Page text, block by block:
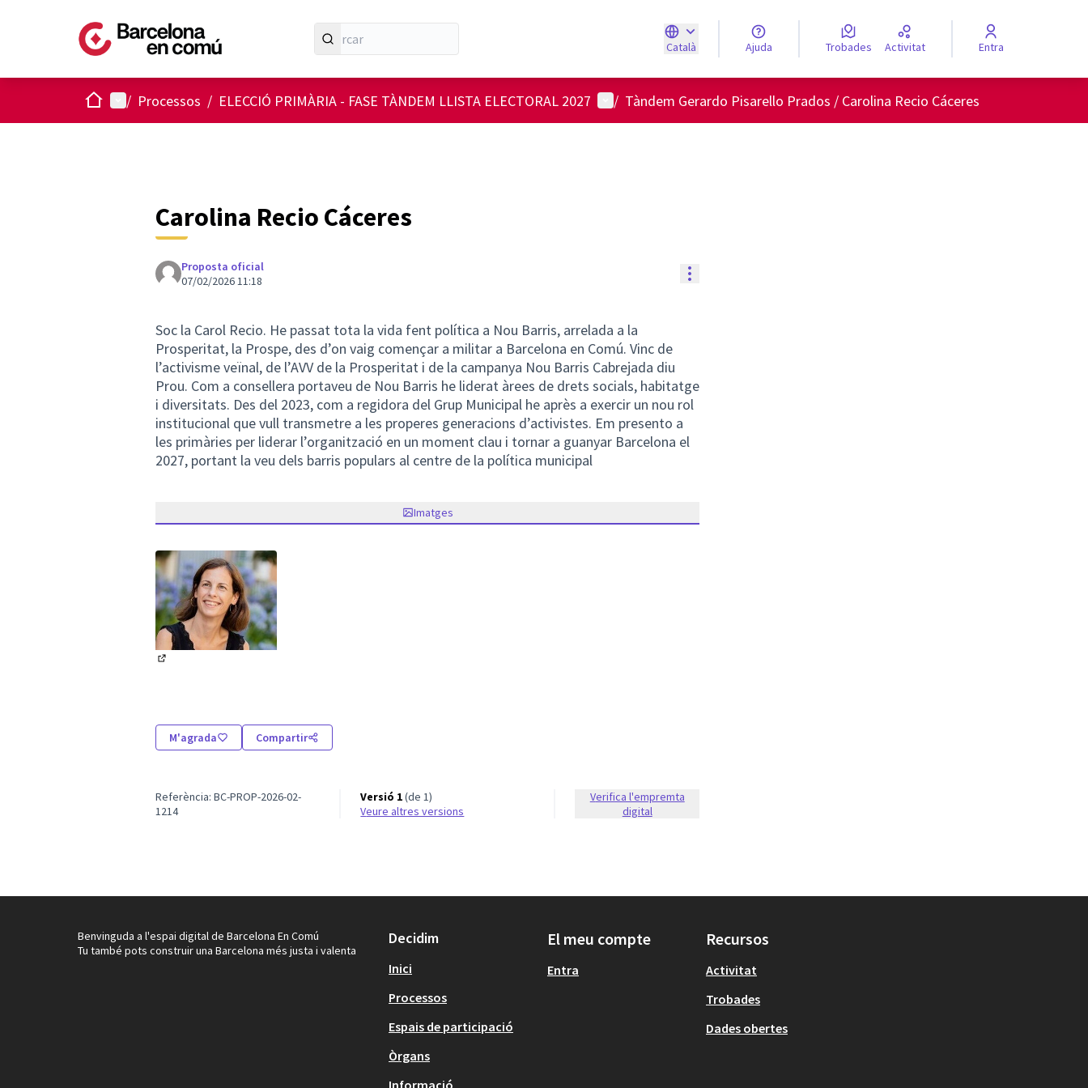
Català
Triar la llenguaElegir el idioma
Ajuda Trobades Activitat Entra
Inici Menú principal
/ Processos / ELECCIÓ PRIMÀRIA - FASE TÀNDEM LLISTA ELECTORAL 2027 Menú d'usuari
/ Tàndem Gerardo Pisarello Prados / Carolina Recio Cáceres
Carolina Recio Cáceres
Proposta oficial
07/02/2026 11:18
Controls de recursos
Soc la Carol Recio. He passat tota la vida fent política a Nou Barris, arrelada a la
Prosperitat, la Prospe, des d’on vaig començar a militar a Barcelona en Comú. Vinc de
l’activisme veïnal, de l’AVV de la Prosperitat i de la campanya Nou Barris Cabrejada diu
Prou. Com a consellera portaveu de Nou Barris he liderat àrees de drets socials, habitatge
i diversitats. Des del 2023, com a regidora del Grup Municipal he après a exercir un nou rol
institucional que vull transmetre a les properes generacions d’activistes. Em presento a
les primàries per liderar l’organització en un moment clau i tornar a guanyar Barcelona el
2027, portant la veu dels barris populars al centre de la política municipal
Imatges
M'agrada Compartir
Referència: BC-PROP-2026-02-
1214
Versió 1(de 1)
veure altres versions
Verifica l'empremta
digital
Benvinguda a l'espai digital de Barcelona En Comú
Tu també pots construir una Barcelona més justa i valenta
Decidim
Inici
Processos
Espais de participació
Òrgans
Informació
El meu compte
Entra
Recursos
Activitat
Trobades
Dades obertes